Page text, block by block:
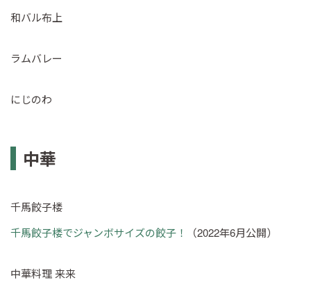
和バル布上
ラムバレー
にじのわ
中華
千馬餃子楼
千馬餃子楼でジャンボサイズの餃子！
（2022年6月公開）
中華料理 来来